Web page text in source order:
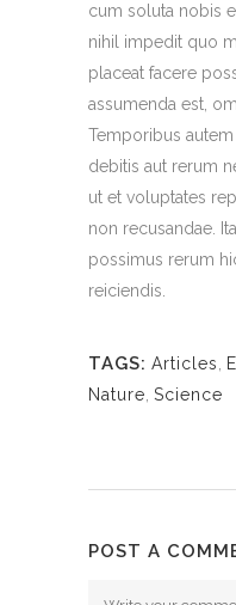
cum soluta nobis
nihil impedit quo
placeat facere
assumenda est,
Temporibus
debitis aut rerum
ut et voluptates
non recusandae.
possimus rerum
reiciendis.
TAGS: Articles
Nature Science
POST A